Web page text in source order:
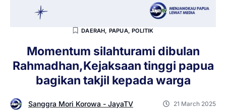
DAERAH, PAPUA,POLITIK
Momentum silahturami dibulan
Rahmadhan,Kejaksaan tinggi papua
bagikan takjil kepada warga
Sanggra Mori Korowa - JayaTV 21 March 2025